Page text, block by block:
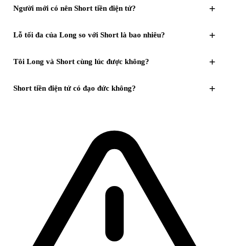
Người mới có nên Short tiền điện tử? +
Lỗ tối đa của Long so với Short là bao nhiêu? +
Tôi Long và Short cùng lúc được không? +
Short tiền điện tử có đạo đức không? +